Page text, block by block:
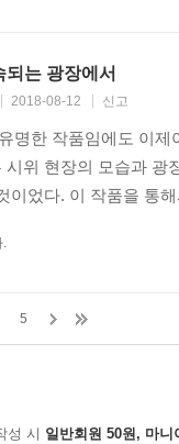
되는 광장에서
2018-08-12 신고
명한 작품임에도 이
시위 현장의 모습과
이었다. 이 작품을 통
.
5
성 시 일반회원 50원, 마니